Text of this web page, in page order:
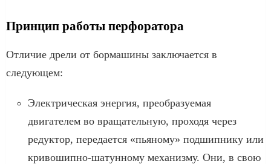
Принцип работы перфоратора
Отличие дрели от бормашины заключается в
следующем:
Электрическая энергия, преобразуемая
двигателем во вращательную, проходя через
редуктор, передается «пьяному» подшипнику или
кривошипно-шатунному механизму. Они, в свою